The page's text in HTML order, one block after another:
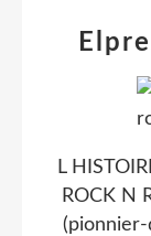
L
ROCK N